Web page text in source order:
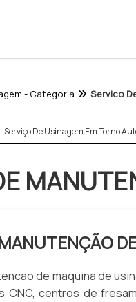
- Categoria Servico
Serviço De Usinagem Em Torno
de maquina de
CNC, centros de